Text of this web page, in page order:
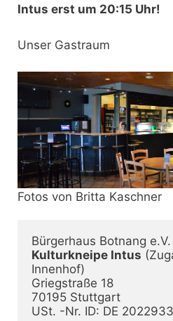
Intus erst um 20:15 Uhr!
Unser Gastraum
Fotos von Britta Kaschner
Kulturkneipe Intus
Innenhof)
Griegstraße 18
70195 Stuttgart
USt. -Nr. ID: DE